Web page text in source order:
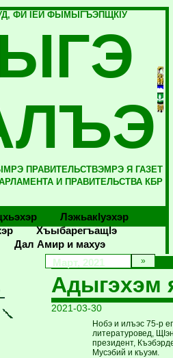
ФИ IЕЙ ФЫМЫГЪЭПЩКIУ
ПРАВИТЕЛЬСТВЭМРЭ Я ГАЗЕТ
И ПРАВИТЕЛЬСТВА КБР
Лэжьакlуэхэр
Хъыбарегъащlэ
Дал Амир и махуэ
Март, 2021
Адыгэхэм
2021-03-30
Нобэ и илъэс 75-р
литературовед,
президент,
Мусэбий и къуэм.